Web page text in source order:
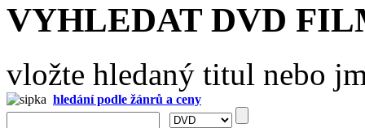
VYHLEDAT DVD
vložte hledaný titul nebo
hledání podle žánrů a ceny